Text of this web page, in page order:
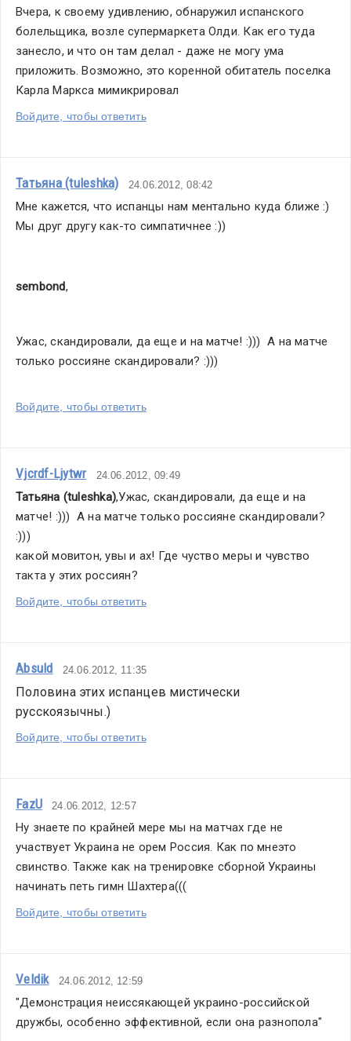
Вчера, к своему удивлению, обнаружил испанского
болельщика, возле супермаркета Олди. Как его туда
занесло, и что он там делал - даже не могу ума
приложить. Возможно, это коренной обитатель поселка
Карла Маркса мимикрировал
Войдите, чтобы ответить
Татьяна (tuleshka) 24.06.2012, 08:42
Мне кажется, что испанцы нам ментально куда ближе :)
Мы друг другу как-то симпатичнее :))
sembond,
Ужас, скандировали, да еще и на матче! :)))  А на матче
только россияне скандировали? :)))
Войдите, чтобы ответить
Vjcrdf-Ljytwr 24.06.2012, 09:49
Татьяна (tuleshka),Ужас, скандировали, да еще и на
матче! :)))  А на матче только россияне скандировали?
:)))
какой мовитон, увы и ах! Где чуство меры и чувство
такта у этих россиян?
Войдите, чтобы ответить
Absuld 24.06.2012, 11:35
Половина этих испанцев мистически
русскоязычны.)
Войдите, чтобы ответить
FazU 24.06.2012, 12:57
Ну знаете по крайней мере мы на матчах где не
участвует Украина не орем Россия. Как по мнеэто
свинство. Также как на тренировке сборной Украины
начинать петь гимн Шахтера(((
Войдите, чтобы ответить
Veldik 24.06.2012, 12:59
"Демонстрация неиссякающей украино-российской
дружбы, особенно эффективной, если она разнопола"